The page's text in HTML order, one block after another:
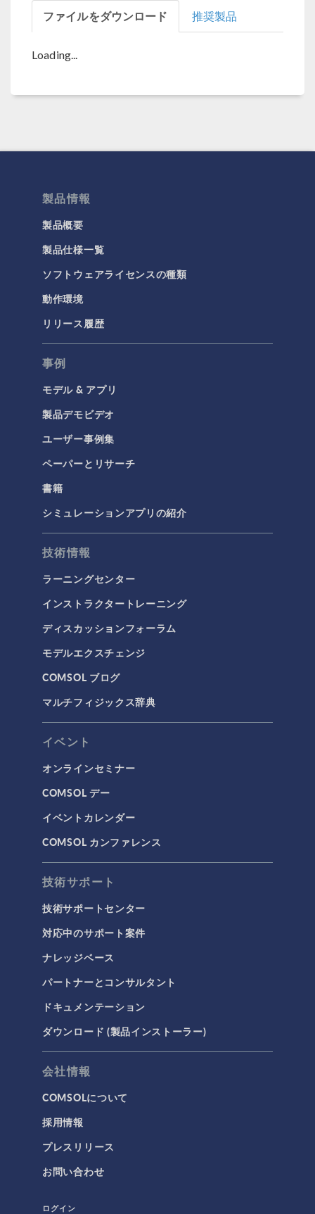
ファイルをダウンロード 推奨製品
Loading...
製品情報
製品概要
製品仕様一覧
ソフトウェアライセンスの種類
動作環境
リリース履歴
事例
モデル & アプリ
製品デモビデオ
ユーザー事例集
ペーパーとリサーチ
書籍
シミュレーションアプリの紹介
技術情報
ラーニングセンター
インストラクタートレーニング
ディスカッションフォーラム
モデルエクスチェンジ
COMSOL ブログ
マルチフィジックス辞典
イベント
オンラインセミナー
COMSOL デー
イベントカレンダー
COMSOL カンファレンス
技術サポート
技術サポートセンター
対応中のサポート案件
ナレッジベース
パートナーとコンサルタント
ドキュメンテーション
ダウンロード (製品インストーラー)
会社情報
COMSOLについて
採用情報
プレスリリース
お問い合わせ
ログイン